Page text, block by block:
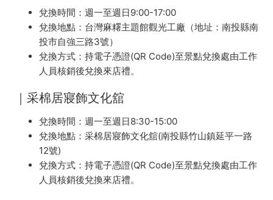
兌換時間：週一至週日9:00-17:00
兌換地點：台灣麻糬主題館觀光工廠（地址：南投縣南
投市自強三路3號）
兌換方式：持電子憑證(QR Code)至景點兌換處由工作
人員核銷後兌換來店禮。
｜采棉居寢飾文化舘
兌換時間：週一至週日8:30-15:00
兌換地點：采棉居寢飾文化舘(南投縣竹山鎮延平一路
12號)
兌換方式：持電子憑證(QR Code)至景點兌換處由工作
人員核銷後兌換來店禮。